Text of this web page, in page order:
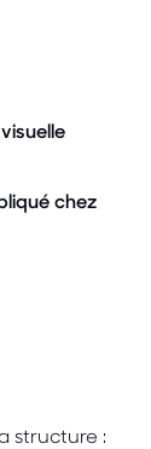
chez
structure :